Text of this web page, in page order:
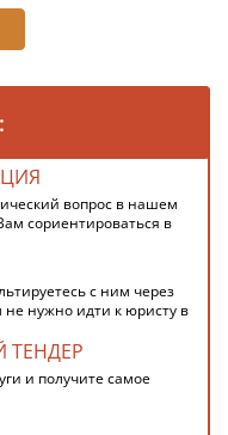
вопрос в нашем
сориентироваться в
с ним через
не нужно идти к юристу в
ТЕНДЕР
и получите самое